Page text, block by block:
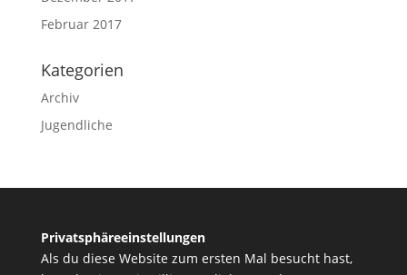
Februar 2017
Kategorien
Archiv
Jugendliche
Privatsphäreeinstellungen
Als du diese Website zum ersten Mal besucht hast,